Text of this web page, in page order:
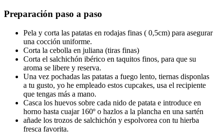
Preparación paso a paso
Pela y corta las patatas en rodajas finas ( 0,5cm) para asegurar
una cocción uniforme.
Corta la cebolla en juliana (tiras finas)
Corta el salchichón ibérico en taquitos finos, para que su
aroma se libere y reserva.
Una vez pochadas las patatas a fuego lento, tiernas disponlas
a tu gusto, yo he empleado estos cupcakes, usa el recipiente
que tengas más a mano.
Casca los huevos sobre cada nido de patata e introduce en
horno hasta cuajar 160º o hazlos a la plancha en una sartén
añade los trozos de salchichón y espolvorea con tu hierba
fresca favorita.